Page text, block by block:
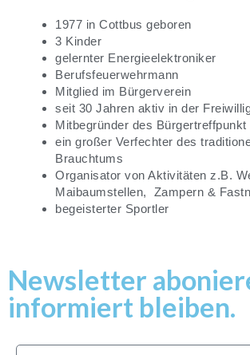
1977 in Cottbus geboren
3 Kinder
gelernter Energieelektroniker
Berufsfeuerwehrmann
Mitglied im Bürgerverein
seit 30 Jahren aktiv in der
Mitbegründer des Bürgertreffpunkt
ein großer Verfechter des
Brauchtums
Organisator von Aktivitäten z.B.
Maibaumstellen, Zampern &
begeisterter Sportler
Newsletter
informiert bleiben.